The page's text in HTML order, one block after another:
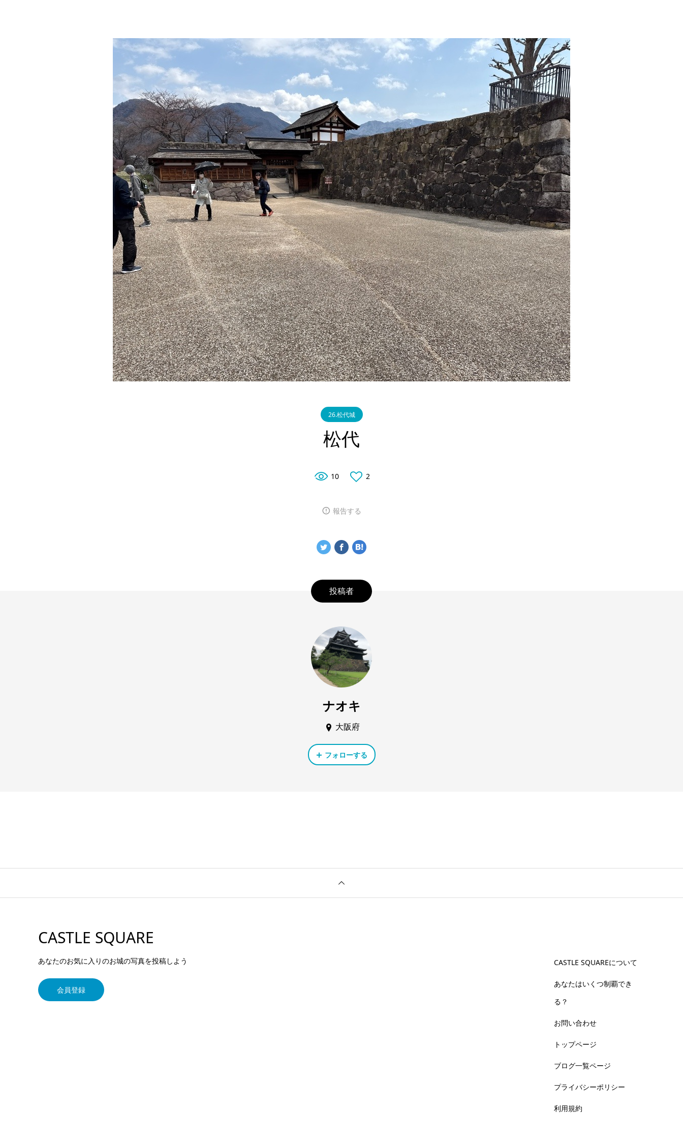
26.松代城
松代
10 2
報告する
投稿者
ナオキ
大阪府
フォローする
CASTLE SQUARE
あなたのお気に入りのお城の写真を投稿しよう
会員登録
CASTLE SQUAREについて
あなたはいくつ制覇でき
る？
お問い合わせ
トップページ
ブログ一覧ページ
プライバシーポリシー
利用規約